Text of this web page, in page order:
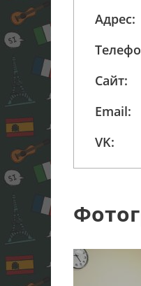
Адрес:
Сайт:
Email:
VK: